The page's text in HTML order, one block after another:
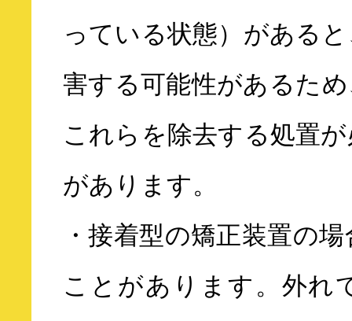
っている状態）がある
害する可能性があるた
これらを除去する処置
があります。
・接着型の矯正装置の
ことがあります。外れ